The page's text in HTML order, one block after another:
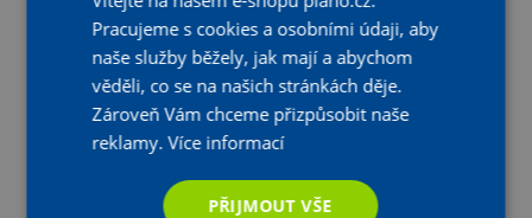
Nákružek lemový Wavin PE100, svařování na tupo,
SDR11, typ A,, d 25
U Dodavatele
Aktuální prodejní cena:
141,09Kč
Vložit do košíku
Pracujeme s cookies a osobními údaji, aby
naše služby běžely, jak mají a abychom
věděli, co se na našich stránkách děje.
Zároveň Vám chceme přizpůsobit naše
reklamy.Více informací
PŘIJMOUT VŠE